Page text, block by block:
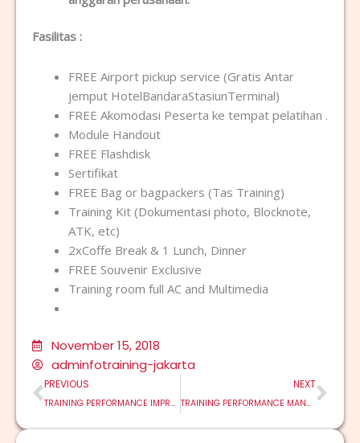
Fasilitas :
FREE Airport pickup service (Gratis Antar
jemput HotelBandaraStasiunTerminal)
FREE Akomodasi Peserta ke tempat pelatihan .
Module Handout
FREE Flashdisk
Sertifikat
FREE Bag or bagpackers (Tas Training)
Training Kit (Dokumentasi photo, Blocknote,
ATK, etc)
2xCoffe Break & 1 Lunch, Dinner
FREE Souvenir Exclusive
Training room full AC and Multimedia
November 15, 2018
adminfotraining-jakarta
Prev
PREVIOUS
TRAINING PERFORMANCE IMPROVEMENT BY 5S
NEXT
TRAINING PERFORMANCE MANAGEMENT & APPRAISAL